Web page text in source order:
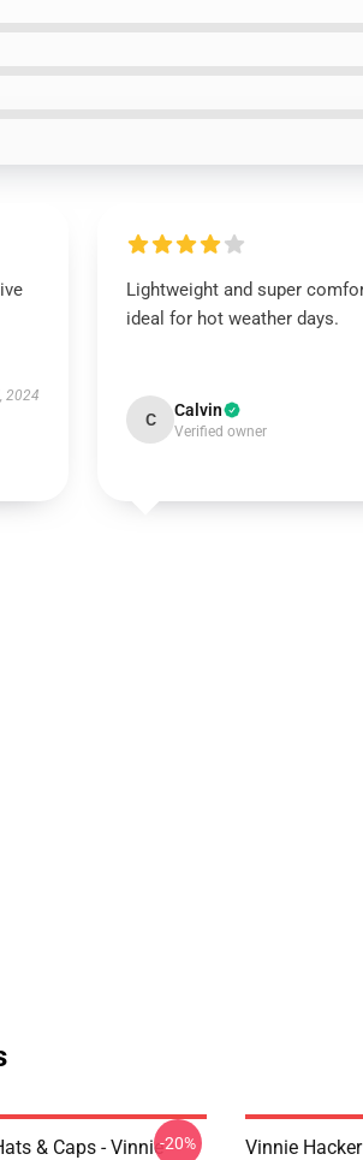
2024
Lightweight and super
ideal for hot weather days.
C Calvin
Verified owner
& Caps - Vinnie-20%
Vinnie